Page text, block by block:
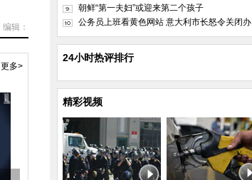
编辑：
更多>
朝鲜“第一夫妇”或迎来第二个孩子
公务员上班看黄色网站 意大利市长怒令关闭办
24小时热评排行
精彩视频